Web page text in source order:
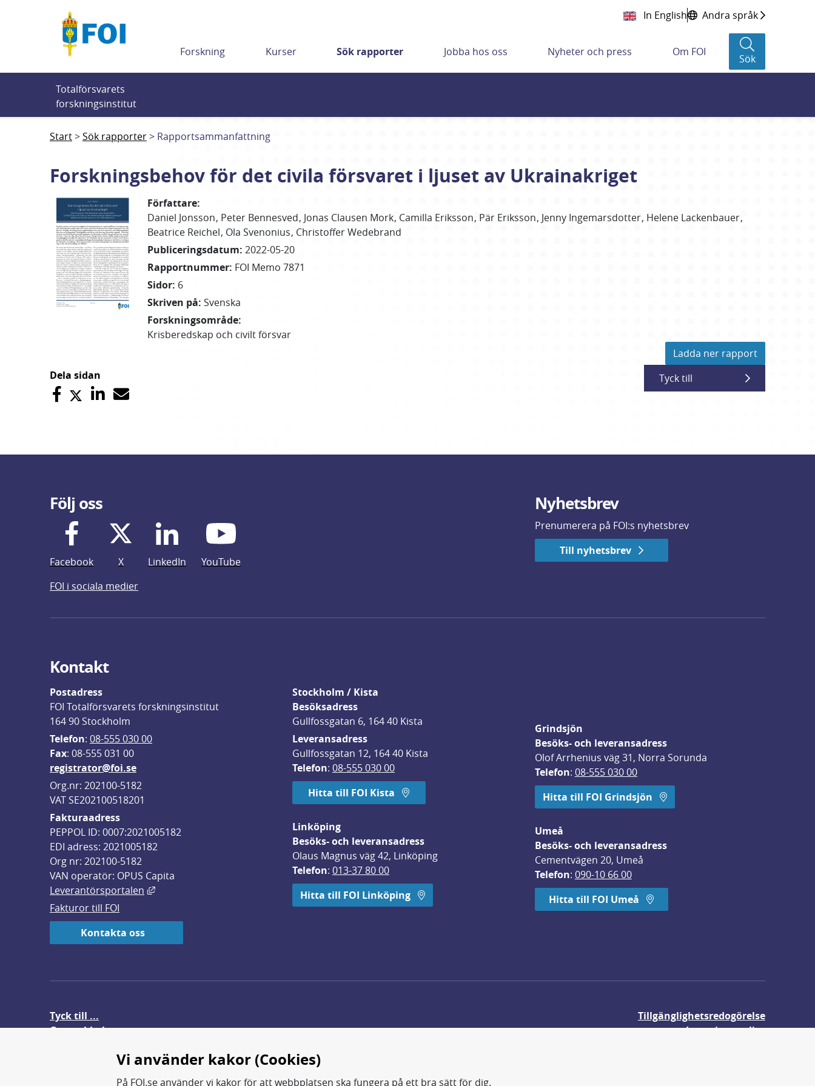
In English Andra språk
Forskning Kurser Sök rapporter Jobba hos oss Nyheter och press Om FOI
Sök
Totalförsvarets
forskningsinstitut
Start Sök rapporter Rapportsammanfattning
Forskningsbehov för det civila försvaret i ljuset av Ukrainakriget
Författare:
Daniel Jonsson Peter Bennesved Jonas Clausen Mork Camilla Eriksson Pär Eriksson Jenny Ingemarsdotter Helene Lackenbauer
Beatrice Reichel Ola Svenonius ChristofferWedebrand
Publiceringsdatum: 2022-05-20
Rapportnummer: FOI Memo 7871
Sidor: 6
Skriven på: Svenska
Forskningsområde:
Krisberedskap och civilt försvar
Ladda ner rapport
Dela sidan
Tyck till
Följ oss
Facebook X LinkedIn
YouTube
FOI i sociala medier
Nyhetsbrev
Prenumerera på FOI:s nyhetsbrev
Till nyhetsbrev
Kontakt
Postadress
FOI Totalförsvarets forskningsinstitut
164 90 Stockholm
Telefon: 08-555 030 00
Fax: 08-555 031 00
registrator@foi.se
Org.nr: 202100-5182
VAT SE202100518201
Fakturaadress
PEPPOL ID: 0007:2021005182
EDI adress: 2021005182
Org nr: 202100-5182
VAN operatör: OPUS Capita
Leverantörsportalen
Länk till annan webbplats, öppnas i nytt fönster.
Fakturor till FOI
Kontakta oss
Stockholm / Kista
Besöksadress
Gullfossgatan 6, 164 40 Kista
Leveransadress
Gullfossgatan 12, 164 40 Kista
Telefon: 08-555 030 00
Hitta till FOI Kista
Linköping
Besöks- och leveransadress
Olaus Magnus väg 42, Linköping
Telefon: 013-37 80 00
Hitta till FOI Linköping
Grindsjön
Besöks- och leveransadress
Olof Arrhenius väg 31, Norra Sorunda
Telefon: 08-555 030 00
Hitta till FOI Grindsjön
Umeå
Besöks- och leveransadress
Cementvägen 20, Umeå
Telefon: 090-10 66 00
Hitta till FOI Umeå
Tyck till ...
Om webbplatsen
Tillgänglighetsredogörelse
Integritetspolicy
Vi använder kakor (Cookies)
På FOI.se använder vi kakor för att webbplatsen ska fungera på ett bra sätt för dig.